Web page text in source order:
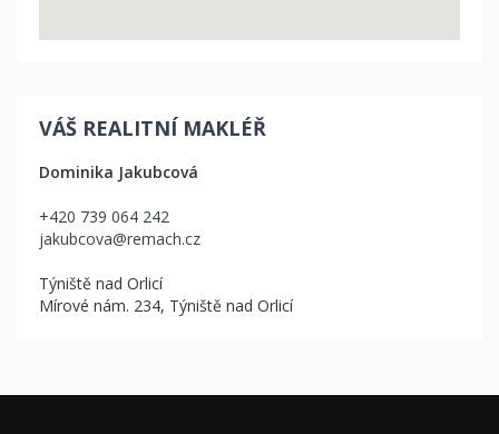
VÁŠ REALITNÍ MAKLÉŘ
Dominika Jakubcová
+420 739 064 242
jakubcova@remach.cz
Týniště nad Orlicí
Mírové nám. 234, Týniště nad Orlicí